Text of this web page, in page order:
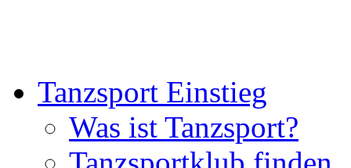
Tanzsport Einstieg
Was ist Tanzsport?